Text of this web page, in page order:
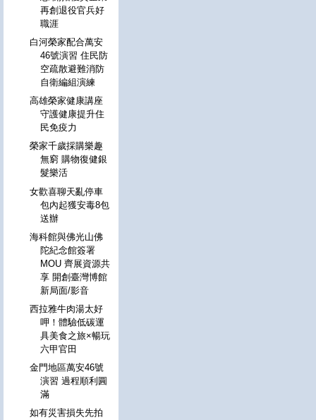
再創退役官兵好
職涯
白河榮家配合萬安
46號演習 住民防
空疏散避難消防
自衛編組演練
高雄榮家健康講座
守護健康提升住
民免疫力
榮家千歲採購樂趣
無窮 購物復健銀
髮樂活
女歡喜聊天亂停車
包內起獲安毒8包
送辦
海科館與佛光山佛
陀紀念館簽署
MOU 齊展資源共
享 開創臺灣博館
新局面/影音
西拉雅牛肉湯太好
呷！體驗低碳運
具美食之旅×暢玩
六甲官田
金門地區萬安46號
演習 過程順利圓
滿
如有災害損失先拍